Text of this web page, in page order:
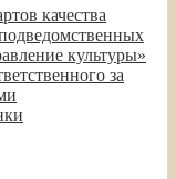
качества
культуры»
за